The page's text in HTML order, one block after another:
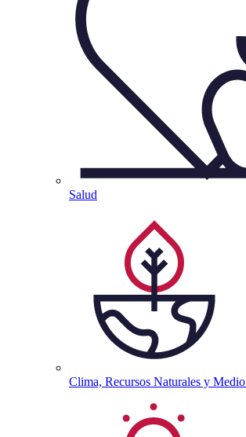
Salud
Clima, Recursos Naturales y Medio